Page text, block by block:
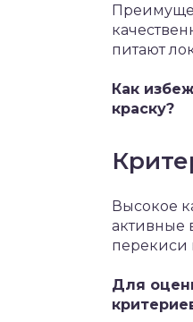
питают
Как
краску?
Высокое
активные
перекиси
Для